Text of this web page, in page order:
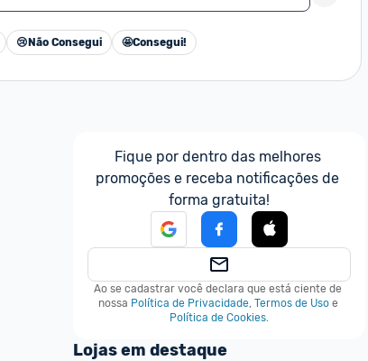
😢 Não Consegui 🤩Consegui!
Fique por dentro das melhores
promoções e receba notificações de
forma gratuita!
Ao se cadastrar você declara que está ciente de
nossa Política de Privacidade, Termos de Uso e
Política de Cookies.
Lojas em destaque